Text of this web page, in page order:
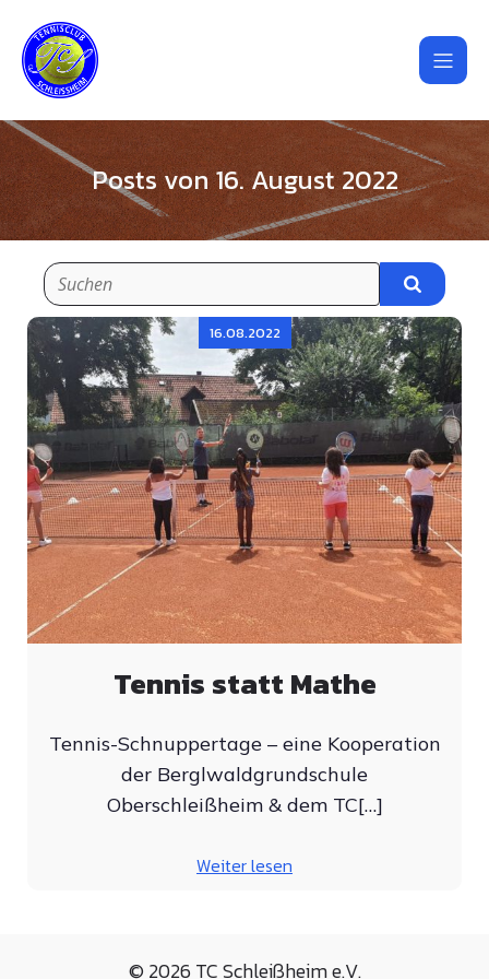
Posts von 16. August 2022
16.08.2022
Tennis statt Mathe
Tennis-Schnuppertage – eine Kooperation
der Berglwaldgrundschule
Oberschleißheim & dem TC[…]
Weiter lesen
© 2026 TC Schleißheim e.V.